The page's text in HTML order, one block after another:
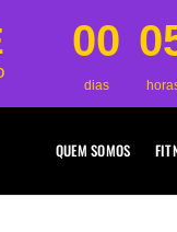
00
dias
QUEM SOMOS